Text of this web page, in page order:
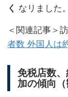
く なリました。
＜関連記事＞
者数 外国人は
免税店数
加の傾向（